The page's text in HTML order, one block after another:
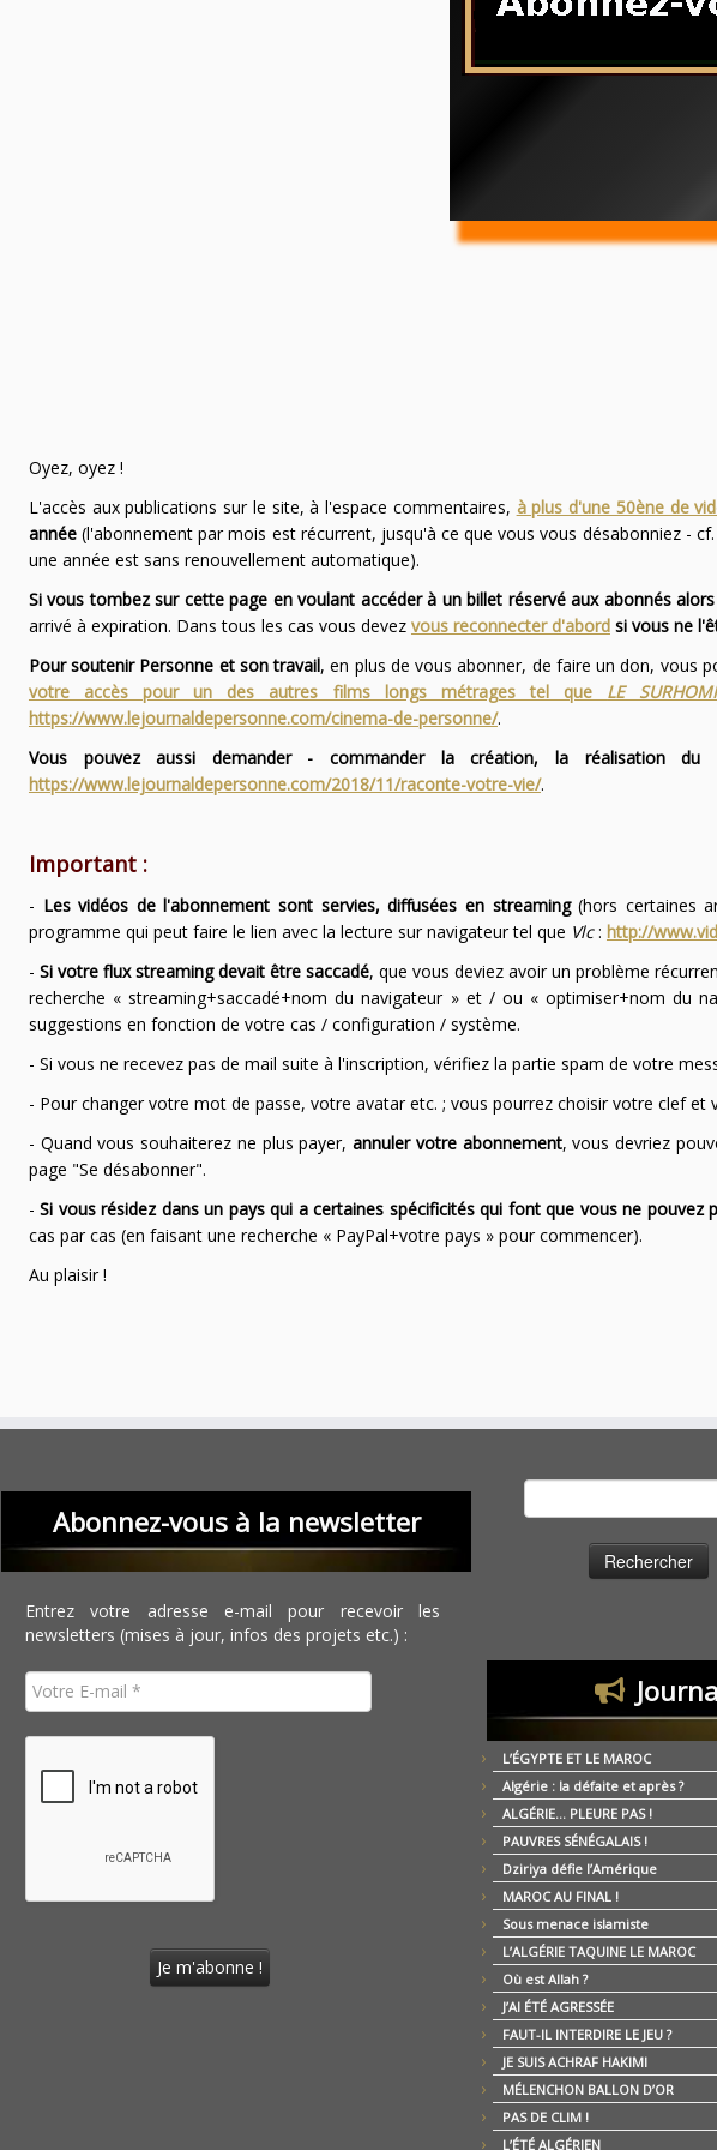
Oyez, oyez !
L'accès aux publications sur le site, à l'espace commentaires, à plus d'une 50ène de
année(l'abonnement par mois est récurrent, jusqu'à ce que vous vous désabonniez -
une année est sans renouvellement automatique).
Si vous tombez sur cette page en voulant accéder à un billet réservé aux abonnés
arrivé à expiration. Dans tous les cas vous devez vous reconnecter d'abordsi vous ne
Pour soutenir Personne et son travail, en plus de vous abonner, de faire un don, vous
votre accès pour un des autres films longs métrages tel que LE
https://www.lejournaldepersonne.com/cinema-de-personne/.
Vous pouvez aussi demander - commander la création, la réalisation
https://www.lejournaldepersonne.com/2018/11/raconte-votre-vie/.
Important :
- Les vidéos de l'abonnement sont servies, diffusées en streaming(hors certaines
programme qui peut faire le lien avec la lecture sur navigateur tel que Vlc: http://
- Si votre flux streaming devait être saccadé, que vous deviez avoir un problème
recherche « streaming+saccadé+nom du navigateur » et / ou « optimiser+nom du
suggestions en fonction de votre cas / configuration / système.
- Si vous ne recevez pas de mail suite à l'inscription, vérifiez la partie spam de votre
- Pour changer votre mot de passe, votre avatar etc. ; vous pourrez choisir votre clef et
- Quand vous souhaiterez ne plus payer,annuler votre abonnement, vous devriez
page "Se désabonner".
-Si vous résidez dans un pays qui a certaines spécificités qui font que vous ne
cas par cas (en faisant une recherche « PayPal+votre pays » pour commencer).
Au plaisir !
Abonnez-vous à la newsletter
Entrez votre adresse e-mail pour recevoir les
newsletters (mises à jour, infos des projets etc.) :
L’ÉGYPTE ET LE MAROC
Algérie : la défaite et après ?
ALGÉRIE… PLEURE PAS !
PAUVRES SÉNÉGALAIS !
Dziriya défie l’Amérique
MAROC AU FINAL !
Sous menace islamiste
L’ALGÉRIE TAQUINE LE MAROC
Où est Allah ?
J’AI ÉTÉ AGRESSÉE
FAUT-IL INTERDIRE LE JEU ?
JE SUIS ACHRAF HAKIMI
MÉLENCHON BALLON D’OR
PAS DE CLIM !
L’ÉTÉ ALGÉRIEN